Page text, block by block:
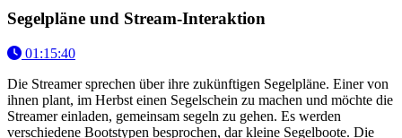
Segelpläne und Stream-Interaktion
01:15:40
Die Streamer sprechen über ihre zukünftigen Segelpläne. Einer von
ihnen plant, im Herbst einen Segelschein zu machen und möchte die
Streamer einladen, gemeinsam segeln zu gehen. Es werden
verschiedene Bootstypen besprochen, dar kleine Segelboote. Die